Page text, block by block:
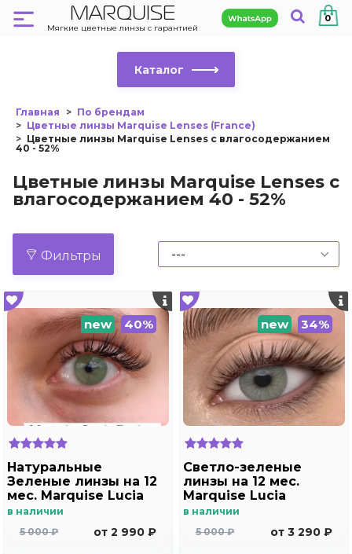
MARQUISE
Мягкие цветные линзы с гарантией
0
Каталог
Главная
По брендам
Цветные линзы Marquise Lenses (France)
Цветные линзы Marquise Lenses с влагосодержанием
40 - 52%
Цветные линзы Marquise Lenses с
влагосодержанием 40 - 52%
Фильтры
new 40%
Натуральные
Зеленые линзы на 12
мес. Marquise Lucia
Buzios
в наличии
5 000 ₽
от 2 990 ₽
new 34%
Светло-зеленые
линзы на 12 мес.
Marquise Lucia
Copacabana
в наличии
5 000 ₽
от 3 290 ₽